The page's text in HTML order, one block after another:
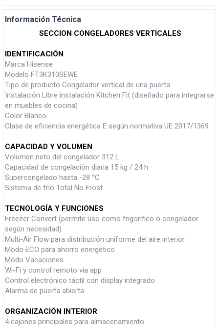
Información Técnica
SECCION CONGELADORES VERTICALES
IDENTIFICACIÓN
Marca Hisense
Modelo FT3K310SEWE
Tipo de producto Congelador vertical de una puerta
Instalación Libre instalación Kitchen Fit (diseñado para integrarse
en muebles de cocina)
Color Blanco
Clase de eficiencia energética E según normativa UE 2017/1369
CAPACIDAD Y VOLUMEN
Volumen neto del congelador 312 L
Capacidad de congelación diaria 15 kg / 24 h
Supercongelado hasta -28 °C
Sistema de frío Total No Frost
TECNOLOGÍA Y FUNCIONES
Freezer Convert (permite uso como frigorífico o congelador
según necesidad)
Multi-Air Flow para distribución uniforme del aire interior
Modo ECO para ahorro energético
Modo Vacaciones
Wi-Fi y control remoto vía app
Control electrónico táctil con display integrado
Alarma de puerta abierta
ORGANIZACIÓN INTERIOR
4 cajones principales para almacenamiento